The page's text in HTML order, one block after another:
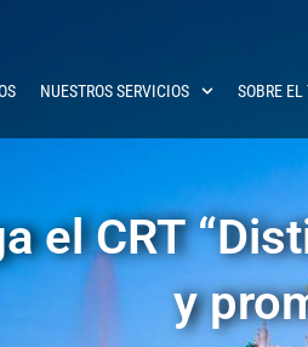
NUESTROS SERVICIOS SOBRE
el CRT
y